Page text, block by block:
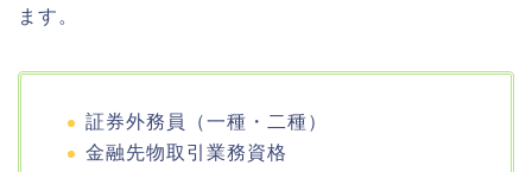
ます。
証券外務員（一種・二種）
金融先物取引業務資格